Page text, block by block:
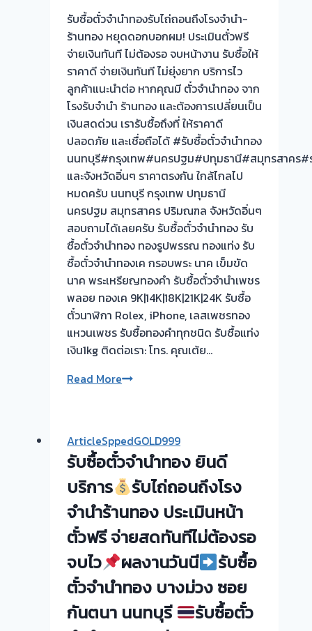
รับซื้อตั๋วจำนำทองรับไถ่ถอนถึงโรงจำนำ-
ร้านทอง หยุดดอกบอกผม! ประเมินตั๋วฟรี
จ่ายเงินทันที ไม่ต้องรอ จบหน้างาน รับซื้อให้
ราคาดี จ่ายเงินทันที ไม่ยุ่งยาก บริการไว
ลูกค้าแนะนำต่อ หากคุณมี ตั๋วจำนำทอง จาก
โรงรับจำนำ ร้านทอง และต้องการเปลี่ยนเป็น
เงินสดด่วน เรารับซื้อถึงที่ ให้ราคาดี
ปลอดภัย และเชื่อถือได้ #รับซื้อตั๋วจำนำทอง
นนทบุรี#กรุงเทพ#นครปฐม#ปทุมธานี#สมุทรสาคร#
และจังหวัดอิ่นๆ ราคาตรงกัน ใกล้ไกลไป
หมดครับ นนทบุรี กรุงเทพ ปทุมธานี
นครปฐม สมุทรสาคร ปริมณฑล จังหวัดอิ่นๆ
สอบถามได้เลยครับ รับซื้อตั๋วจำนำทอง รับ
ซื้อตั๋วจำนำทอง ทองรูปพรรณ ทองแท่ง รับ
ซื้อตั๋วจำนำทองเค กรอบพระ นาค เข็มขัด
นาค พระเหรียญทองคำ รับซื้อตั๋วจำนำเพชร
พลอย ทองเค 9K|14K|18K|21K|24K รับซื้อ
ตั๋วนาฬิกา Rolex, iPhone, เลสเพชรทอง
แหวนเพชร รับซื้อทองคำทุกชนิด รับซื้อแท่ง
เงิน1kg ติดต่อเรา: โทร. คุณเต้ย…
Read Moreการ
รับ
ซื้อ
ตั๋ว
จำนำ
ทอง
รับ
ทอง
นอก
สถาน
ที่
ArticleSppedGOLD999
รับซื้อตั๋วจำนำทอง ยินดี
บริการ
รับไถ่ถอนถึงโรง
จำนำร้านทอง ประเมินหน้า
ตั๋วฟรี จ่ายสดทันทีไม่ต้องรอ
จบไว
ผลงานวันนี
รับซื้อ
ตั๋วจำนำทอง บางม่วง ซอย
กันตนา นนทบุรี
รับซื้อตั๋ว